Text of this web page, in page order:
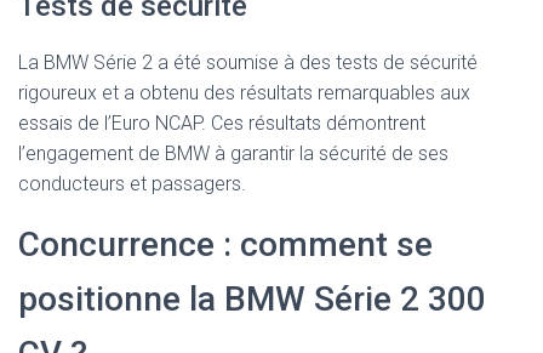
La BMW Série 2 a été soumise à des tests de sécurité
rigoureux et a obtenu des résultats remarquables aux
essais de l’Euro NCAP. Ces résultats démontrent
l’engagement de BMW à garantir la sécurité de ses
conducteurs et passagers.
Concurrence : comment se
positionne la BMW Série 2 300